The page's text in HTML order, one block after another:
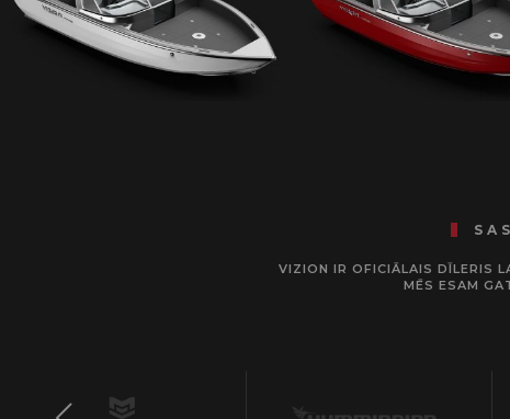
VIZION IR OFICIĀLAIS DĪLERIS
MĒS ESAM